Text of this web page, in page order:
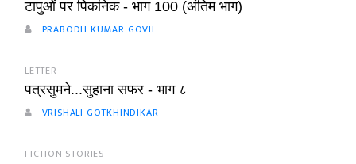
टापुओं पर पिकनिक - भाग 100 (अंतिम भाग)
PRABODH KUMAR GOVIL
LETTER
पत्रसुमने...सुहाना सफर - भाग ८
VRISHALI GOTKHINDIKAR
FICTION STORIES